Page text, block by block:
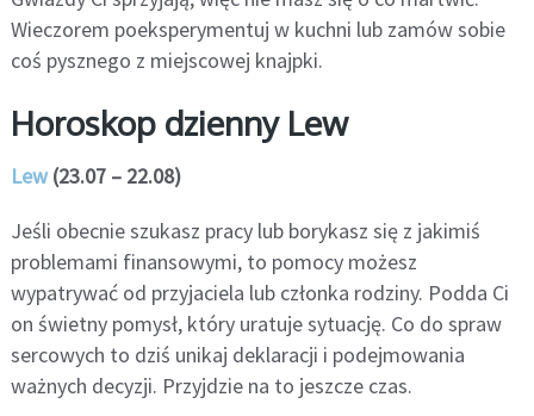
Wieczorem poeksperymentuj w kuchni lub zamów sobie
coś pysznego z miejscowej knajpki.
Horoskop dzienny Lew
Lew(23.07 – 22.08)
Jeśli obecnie szukasz pracy lub borykasz się z jakimiś
problemami finansowymi, to pomocy możesz
wypatrywać od przyjaciela lub członka rodziny. Podda Ci
on świetny pomysł, który uratuje sytuację. Co do spraw
sercowych to dziś unikaj deklaracji i podejmowania
ważnych decyzji. Przyjdzie na to jeszcze czas.